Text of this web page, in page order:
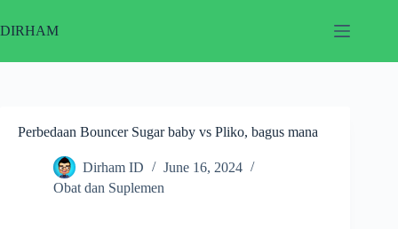
to
content
DIRHAM
Perbedaan Bouncer Sugar baby vs Pliko, bagus mana
Dirham ID
June 16, 2024
Obat dan Suplemen